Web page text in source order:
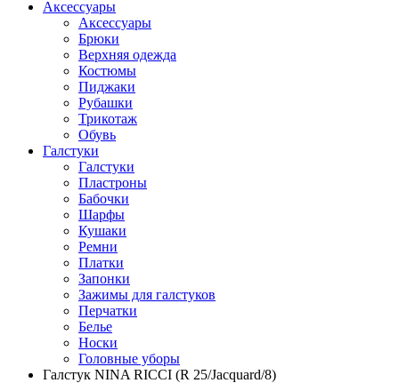
Аксессуары
Аксессуары
Брюки
Верхняя одежда
Костюмы
Пиджаки
Рубашки
Трикотаж
Обувь
Галстуки
Галстуки
Пластроны
Бабочки
Шарфы
Кушаки
Ремни
Платки
Запонки
Зажимы для галстуков
Перчатки
Белье
Носки
Головные уборы
Галстук NINA RICCI (R 25/Jacquard/8)